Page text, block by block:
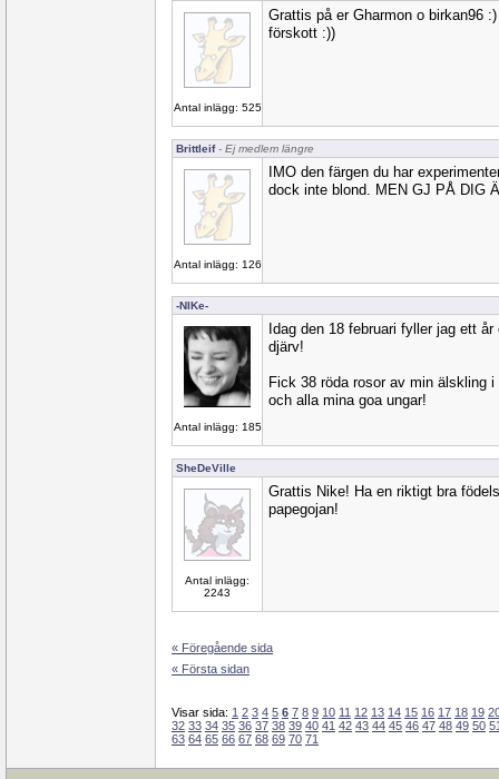
Antal inlägg: 525
Grattis på er Gharmon o birkan96
förskott :))
Brittleif- Ej medlem längre
Antal inlägg: 126
IMO den färgen du har
dock inte blond. MEN GJ PÅ DIG
-NIKe-
Antal inlägg: 185
Idag den 18 februari fyller jag ett
djärv!
Fick 38 röda rosor av min älskling
och alla mina goa ungar!
SheDeVille
Antal inlägg:
2243
Grattis Nike! Ha en riktigt bra
papegojan!
« Föregående sida
« Första sidan
Visar sida: 1 2 3 4 5 6 7 8 9 10 11 12 13 14 15 16 17 18 19
32 33 34 35 36 37 38 39 40 41 42 43 44 45 46 47 48 49 50
63 64 65 66 67 68 69 70 71